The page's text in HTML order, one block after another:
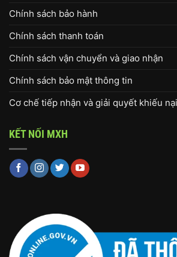
Chính sách bảo hành
Chính sách thanh toán
Chính sách vận chuyển và giao nhận
Chính sách bảo mật thông tin
Cơ chế tiếp nhận và giải quyết khiếu nại
KẾT NỐI MXH